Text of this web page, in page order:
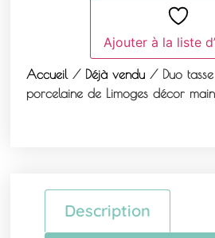
Ajouter à la liste
Accueil / Déjà vendu / Duo
porcelaine de Limoges décor main
Description